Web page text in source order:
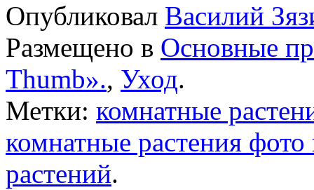
Опубликовал Василий
Размещено в Основные
Thumb»., Уход.
Метки: комнатные
комнатные растения фото
растений.